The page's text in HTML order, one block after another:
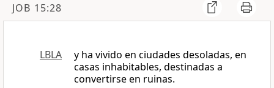
JOB 15:28
LBLA
y ha vivido en ciudades desoladas, en
casas inhabitables, destinadas a
convertirse en ruinas.